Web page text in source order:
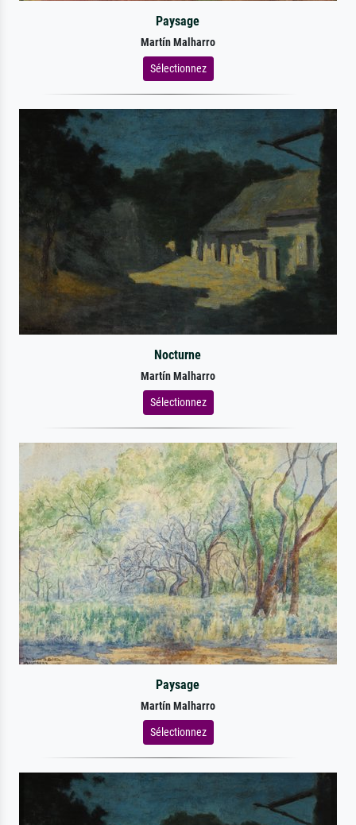
Paysage
Martín Malharro
Sélectionnez
Nocturne
Martín Malharro
Sélectionnez
Paysage
Martín Malharro
Sélectionnez